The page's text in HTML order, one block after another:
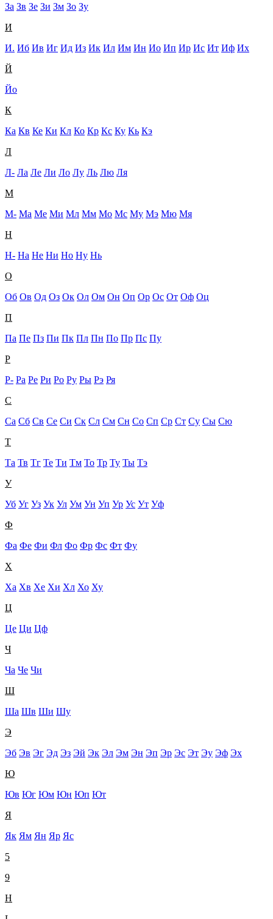
За Зв Зе Зи Зм Зо Зу
И
И. Иб Ив Иг Ид Из Ик Ил Им Ин Ио Ип Ир Ис Ит Иф Их
Й
Йо
К
Ка Кв Ке Ки Кл Ко Кр Кс Ку Кь Кэ
Л
Л- Ла Ле Ли Ло Лу Ль Лю Ля
М
М- Ма Ме Ми Мл Мм Мо Мс Му Мэ Мю Мя
Н
Н- На Не Ни Но Ну Нь
О
Об Ов Од Оз Ок Ол Ом Он Оп Ор Ос От Оф Оц
П
Па Пе Пз Пи Пк Пл Пн По Пр Пс Пу
Р
Р- Ра Ре Ри Ро Ру Ры Рэ Ря
С
Са Сб Св Се Си Ск Сл См Сн Со Сп Ср Ст Су Сы Сю
Т
Та Тв Тг Те Ти Тм То Тр Ту Ты Тэ
У
Уб Уг Уз Ук Ул Ум Ун Уп Ур Ус Ут Уф
Ф
Фа Фе Фи Фл Фо Фр Фс Фт Фу
Х
Ха Хв Хе Хи Хл Хо Ху
Ц
Це Ци Цф
Ч
Ча Че Чи
Ш
Ша Шв Ши Шу
Э
Эб Эв Эг Эд Эз Эй Эк Эл Эм Эн Эп Эр Эс Эт Эу Эф Эх
Ю
Юв Юг Юм Юн Юп Ют
Я
Як Ям Ян Яр Яс
5
9
H